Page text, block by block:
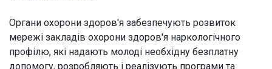
Органи охорони здоров'я забезпечують розвиток
мережі закладів охорони здоров'я наркологічного
профілю, які надають молоді необхідну безплатну
допомогу, розробляють і реалізують програми та